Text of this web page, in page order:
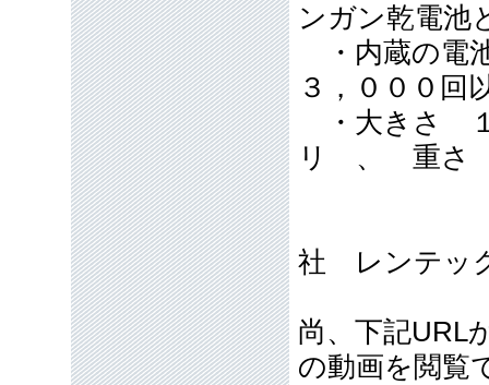
ンガン乾電池
・内蔵の電
３，０００回
・大きさ
リ 、 重さ
社 レンテッ
尚、下記URL
の動画を閲覧